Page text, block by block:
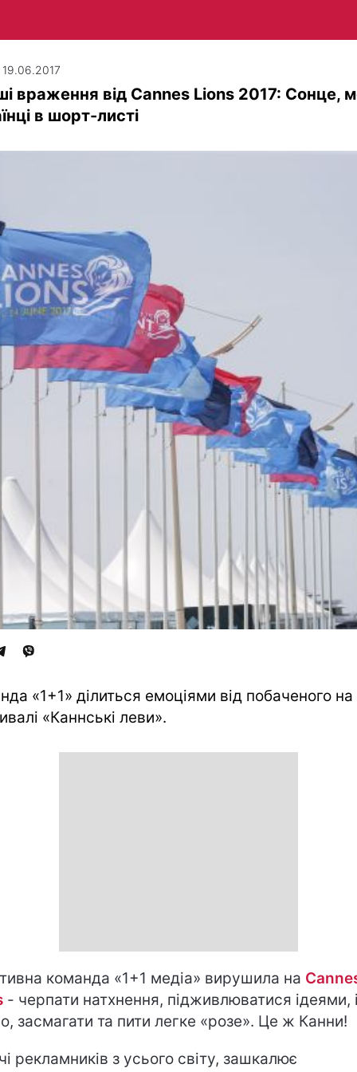
враження від Cannes Lions 2017: Сонце,
в шорт-листі
«1+1» ділиться емоціями від побаченого на
«Каннські леви».
команда «1+1 медіа» вирушила на
- черпати натхнення, підживлюватися ідеями,
засмагати та пити легке «розе». Це ж Канни!
рекламників з усього світу, зашкалює